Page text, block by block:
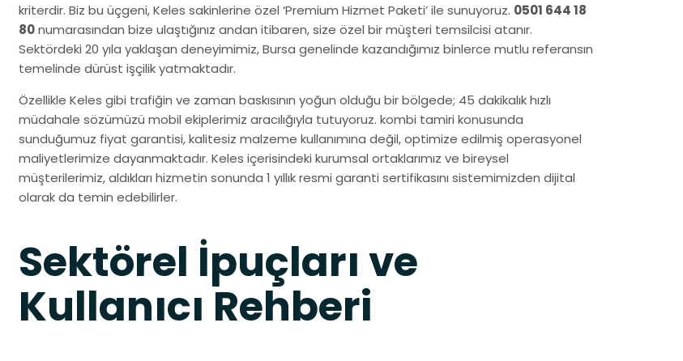
kriterdir. Biz bu üçgeni, Keles sakinlerine özel ‘Premium Hizmet Paketi’ ile sunuyoruz. 0501 644 18
80numarasından bize ulaştığınız andan itibaren, size özel bir müşteri temsilcisi atanır.
Sektördeki 20 yıla yaklaşan deneyimimiz, Bursa genelinde kazandığımız binlerce mutlu referansın
temelinde dürüst işçilik yatmaktadır.
Özellikle Keles gibi trafiğin ve zaman baskısının yoğun olduğu bir bölgede; 45 dakikalık hızlı
müdahale sözümüzü mobil ekiplerimiz aracılığıyla tutuyoruz. kombi tamiri konusunda
sunduğumuz fiyat garantisi, kalitesiz malzeme kullanımına değil, optimize edilmiş operasyonel
maliyetlerimize dayanmaktadır. Keles içerisindeki kurumsal ortaklarımız ve bireysel
müşterilerimiz, aldıkları hizmetin sonunda 1 yıllık resmi garanti sertifikasını sistemimizden dijital
olarak da temin edebilirler.
Sektörel İpuçları ve
Kullanıcı Rehberi